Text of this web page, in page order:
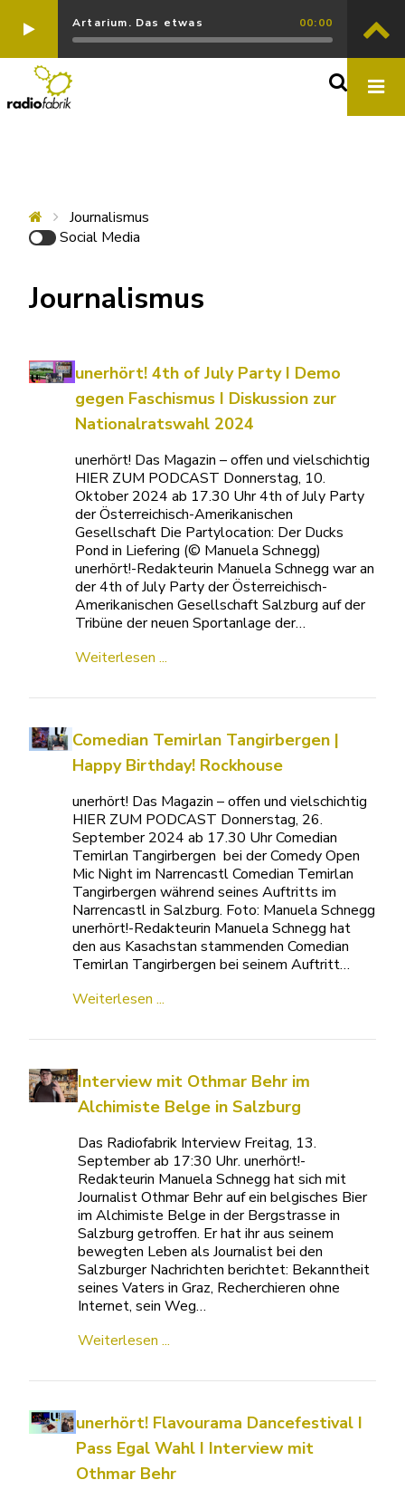
Artarium. Das etwas 00:00
Journalismus
Social Media
Journalismus
unerhört! 4th of July Party I Demo
gegen Faschismus I Diskussion zur
Nationalratswahl 2024
unerhört! Das Magazin – offen und vielschichtig
HIER ZUM PODCAST Donnerstag, 10.
Oktober 2024 ab 17.30 Uhr 4th of July Party
der Österreichisch-Amerikanischen
Gesellschaft Die Partylocation: Der Ducks
Pond in Liefering (© Manuela Schnegg)
unerhört!-Redakteurin Manuela Schnegg war an
der 4th of July Party der Österreichisch-
Amerikanischen Gesellschaft Salzburg auf der
Tribüne der neuen Sportanlage der…
Weiterlesen ...
Comedian Temirlan Tangirbergen |
Happy Birthday! Rockhouse
unerhört! Das Magazin – offen und vielschichtig
HIER ZUM PODCAST Donnerstag, 26.
September 2024 ab 17.30 Uhr Comedian
Temirlan Tangirbergen bei der Comedy Open
Mic Night im Narrencastl Comedian Temirlan
Tangirbergen während seines Auftritts im
Narrencastl in Salzburg. Foto: Manuela Schnegg
unerhört!-Redakteurin Manuela Schnegg hat
den aus Kasachstan stammenden Comedian
Temirlan Tangirbergen bei seinem Auftritt…
Weiterlesen ...
Interview mit Othmar Behr im
Alchimiste Belge in Salzburg
Das Radiofabrik Interview Freitag, 13.
September ab 17:30 Uhr. unerhört!-
Redakteurin Manuela Schnegg hat sich mit
Journalist Othmar Behr auf ein belgisches Bier
im Alchimiste Belge in der Bergstrasse in
Salzburg getroffen. Er hat ihr aus seinem
bewegten Leben als Journalist bei den
Salzburger Nachrichten berichtet: Bekanntheit
seines Vaters in Graz, Recherchieren ohne
Internet, sein Weg…
Weiterlesen ...
unerhört! Flavourama Dancefestival I
Pass Egal Wahl I Interview mit
Othmar Behr